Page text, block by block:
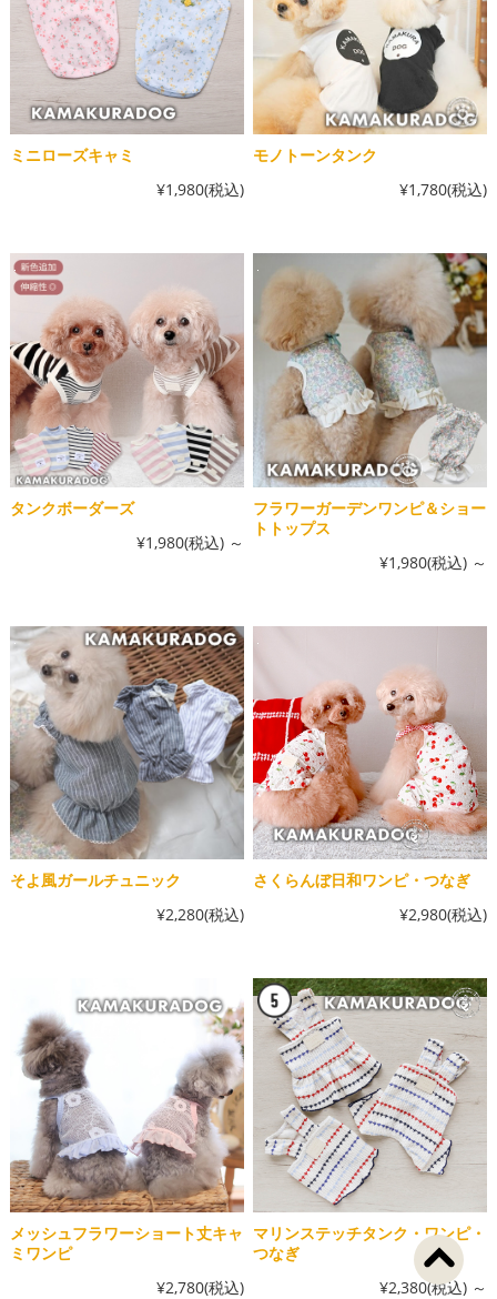
ミニローズキャミ
¥1,980(税込)
モノトーンタンク
¥1,780(税込)
タンクボーダーズ
¥1,980(税込) ～
フラワーガーデンワンピ＆ショー
トトップス
¥1,980(税込) ～
そよ風ガールチュニック
¥2,280(税込)
さくらんぼ日和ワンピ・つなぎ
¥2,980(税込)
メッシュフラワーショート丈キャ
ミワンピ
¥2,780(税込)
マリンステッチタンク・ワンピ・
つなぎ
¥2,380(税込) ～